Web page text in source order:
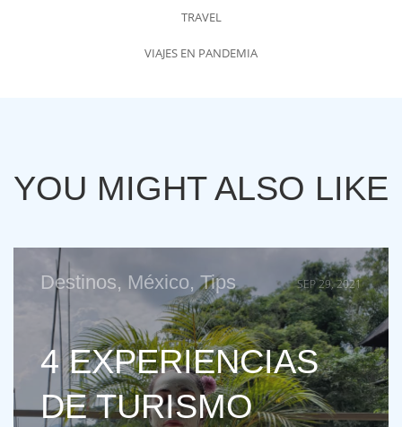
TRAVEL
VIAJES EN PANDEMIA
YOU MIGHT ALSO LIKE
Destinos, México,Tips SEP 29, 2021
4 EXPERIENCIAS
DE TURISMO